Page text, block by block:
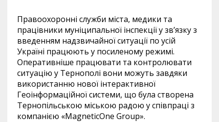
Правоохоронні служби міста, медики та
працівники муніципальної інспекції у зв’язку з
введенням надзвичайної ситуації по усій
Україні працюють у посиленому режимі.
Оперативніше працювати та контролювати
ситуацію у Тернополі вони можуть завдяки
використанню нової інтерактивної
Геоінформаційної системи, що була створена
Тернопільською міською радою у співпраці з
компанією «MagneticOne Group».